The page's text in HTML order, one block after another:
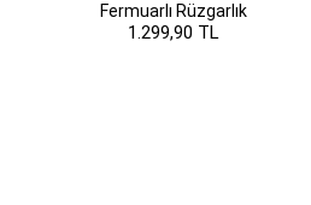
Fermuarlı Rüzgarlık
1.299,90 TL